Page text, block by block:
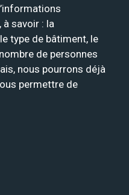
savoir : la
type de bâtiment, le
de personnes
nous pourrons déjà
permettre de